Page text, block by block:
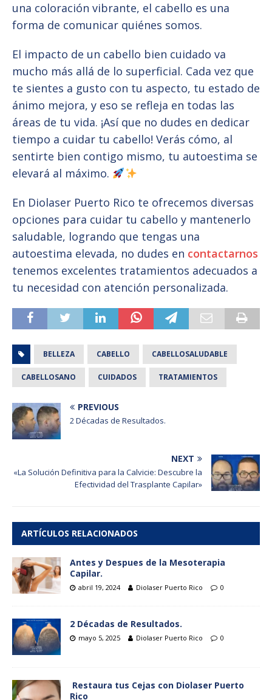
una coloración vibrante, el cabello es una
forma de comunicar quiénes somos.
El impacto de un cabello bien cuidado va
mucho más allá de lo superficial. Cada vez que
te sientes a gusto con tu aspecto, tu estado de
ánimo mejora, y eso se refleja en todas las
áreas de tu vida. ¡Así que no dudes en dedicar
tiempo a cuidar tu cabello! Verás cómo, al
sentirte bien contigo mismo, tu autoestima se
elevará al máximo.
En Diolaser Puerto Rico te ofrecemos diversas
opciones para cuidar tu cabello y mantenerlo
saludable, logrando que tengas una
autoestima elevada, no dudes en contactarnos
tenemos excelentes tratamientos adecuados a
tu necesidad con atención personalizada.
BELLEZA CABELLO CABELLOSALUDABLE
CABELLOSANO CUIDADOS TRATAMIENTOS
PREVIOUS
2 Décadas de Resultados.
NEXT
«La Solución Definitiva para la Calvicie: Descubre la
Efectividad del Trasplante Capilar»
ARTÍCULOS RELACIONADOS
Antes y Despues de la Mesoterapia
Capilar.
abril 19, 2024 Diolaser Puerto Rico 0
2 Décadas de Resultados.
mayo 5, 2025 Diolaser Puerto Rico 0
Restaura tus Cejas con Diolaser Puerto
Rico